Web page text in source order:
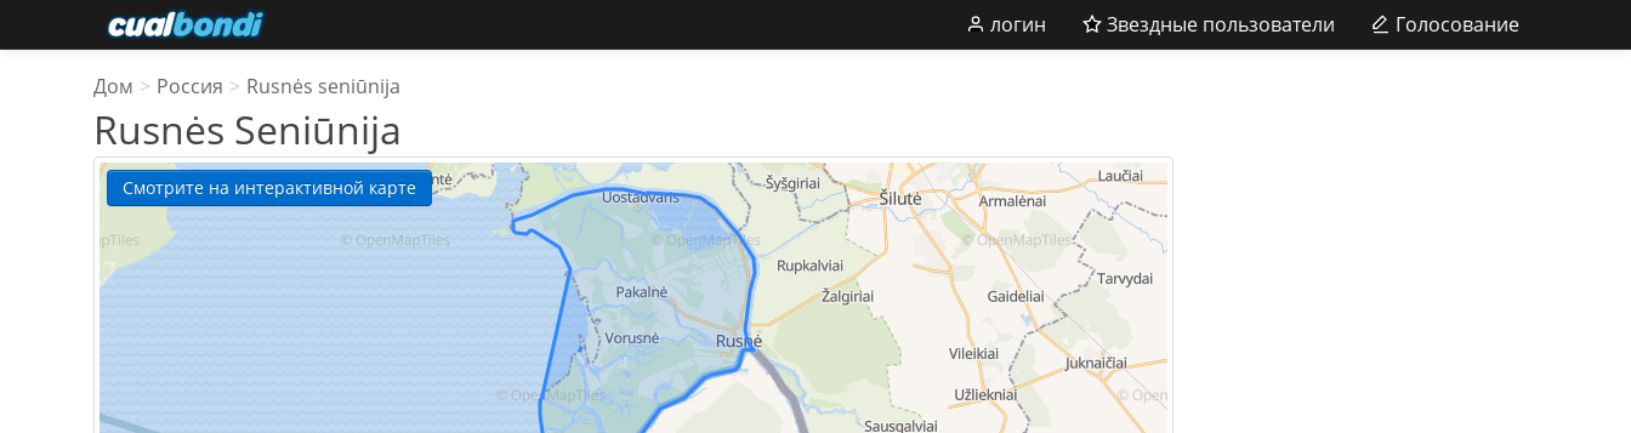
логин Звездные пользователи Голосование
Дом > Россия > Rusnės seniūnija
Rusnės Seniūnija
Смотрите на интерактивной карте